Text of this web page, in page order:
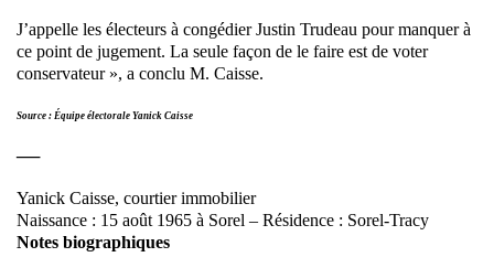
J’appelle les électeurs à congédier Justin Trudeau pour manquer à
ce point de jugement. La seule façon de le faire est de voter
conservateur », a conclu M. Caisse.
Source : Équipe électorale Yanick Caisse
—
Yanick Caisse, courtier immobilier
Naissance : 15 août 1965 à Sorel – Résidence : Sorel-Tracy
Notes biographiques